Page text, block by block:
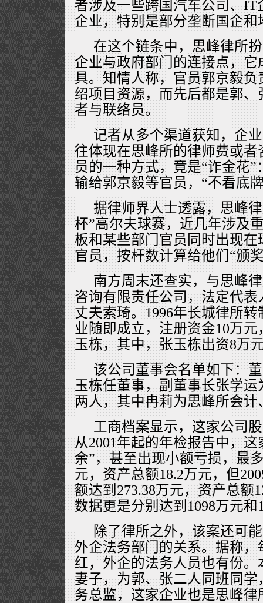
者涉及一些跨国汽车公司、IT
企业，特别是部分垄断国企
在这个链条中，思峰律所
企业与政府部门的连接点，
具。知情人称，官员郭京毅
绍项目资源，而先后都是郭
者与联络员。
记者从多个渠道获知，企
往体现在思峰所的律师费或
员的一种方式，竟是“诈金花
输给郭京毅等官员，“不看底
据律师界人士透露，思峰
杯”高尔夫球赛，近几年涉及
板和某些部门官员同时出现
官员，按杆数计算给他们“颁
南方周末还查实，与思峰
咨询有限责任公司，法定代
丈夫索琦。1996年长城律所
业随即成立，注册资金10万
玉栋，其中，张玉栋出资8万
该公司董事会名单如下：
玉栋任董事，副董事长张学
两人，其中冉莉为思峰所会计
工商档案显示，这家公司
从2001年起的年检报告中，
余”，甚至出现小额亏损，最
元，资产总额18.2万元，但
额达到273.38万元，资产总额
数据更是分别达到1098万元和
除了律所之外，该案还可
外企法务部门的关系。据称
红，外企的法务人员也有份
妻子，为郭、张二人同班同
务总监，这家企业也是思峰律